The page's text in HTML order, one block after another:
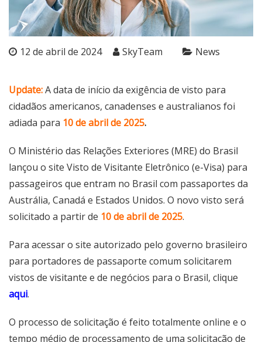
12 de abril de 2024 SkyTeam News
Update:A data de início da exigência de visto para
cidadãos americanos, canadenses e australianos foi
adiada para 10 de abril de 2025.
O Ministério das Relações Exteriores (MRE) do Brasil
lançou o site Visto de Visitante Eletrônico (e-Visa) para
passageiros que entram no Brasil com passaportes da
Austrália, Canadá e Estados Unidos. O novo visto será
solicitado a partir de 10 de abril de 2025.
Para acessar o site autorizado pelo governo brasileiro
para portadores de passaporte comum solicitarem
vistos de visitante e de negócios para o Brasil, clique
aqui.
O processo de solicitação é feito totalmente online e o
tempo médio de processamento de uma solicitação de